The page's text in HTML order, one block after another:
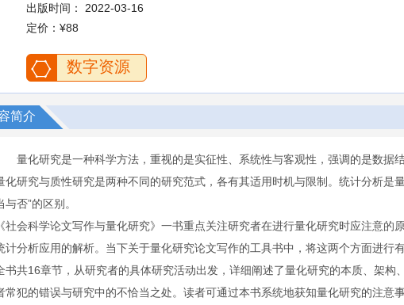
出版时间： 2022-03-16
定价： ¥88
数字资源
简介
量化研究是一种科学方法，重视的是实征性、系统性与客观性，强调的是数据
化研究与质性研究是两种不同的研究范式，各有其适用时机与限制。统计分析是
与否”的区别。
《社会科学论文写作与量化研究》一书重点关注研究者在进行量化研究时应注意
计分析应用的解析。当下关于量化研究论文写作的工具书中，将这两个方面进行
书共16章节，从研究者的具体研究活动出发，详细阐述了量化研究的本质、架
常犯的错误与研究中的不恰当之处。读者可通过本书系统地获知量化研究的注意